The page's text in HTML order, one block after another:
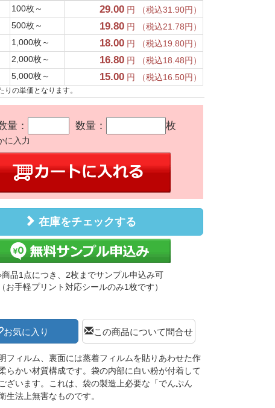
100枚～
29.00円 （税込31.90円）
500枚～
19.80円 （税込21.78円）
1,000枚～
18.00円 （税込19.80円）
2,000枚～
16.80円 （税込18.48円）
5,000枚～ 15.00円 （税込16.50円）
りの単価となります。
量： 数量： 枚
に入力
在庫をチェックする
商品1点につき、2枚までサンプル申込み可
（お手軽プリント対応シールのみ1枚です）
お気に入り この商品について問合せ
フィルム、裏面には蒸着フィルムを貼りあわせた作
らかい材質構成です。袋の内部に白い粉が付着して
ざいます。これは、袋の製造上必要な「でんぷん
生法上無害なものです。